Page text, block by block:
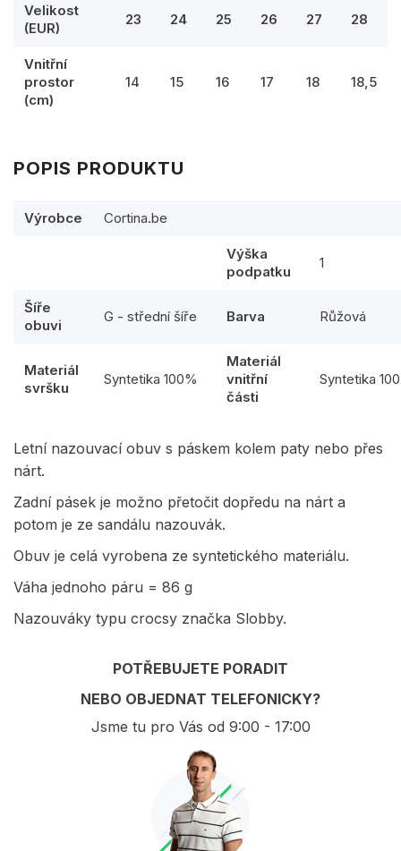
Velikost
(EUR)
23 24 25 26 27 28
Vnitřní
prostor
(cm)
14 15 16 17 18 18,5
POPIS PRODUKTU
Výrobce Cortina.be
Výška
podpatku
1
Šíře
obuvi
G - střední šíře Barva Růžová
Materiál
svršku
Syntetika 100%
Materiál
vnitřní
části
Syntetika
Letní nazouvací obuv s páskem kolem paty nebo přes
nárt.
Zadní pásek je možno přetočit dopředu na nárt a
potom je ze sandálu nazouvák.
Obuv je celá vyrobena ze syntetického materiálu.
Váha jednoho páru = 86 g
Nazouváky typu crocsy značka Slobby.
POTŘEBUJETE PORADIT
NEBO OBJEDNAT TELEFONICKY?
Jsme tu pro Vás od 9:00 - 17:00